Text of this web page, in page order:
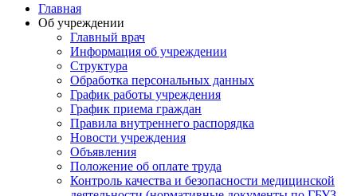
Главная
Об учреждении
Главный врач
Информация об учреждении
Структура
Обработка персональных данных
График работы учреждения
График приема граждан
Правила внутреннего распорядка
Новости учреждения
Объявления
Положение об оплате труда
Контроль качества и безопасности медицинской